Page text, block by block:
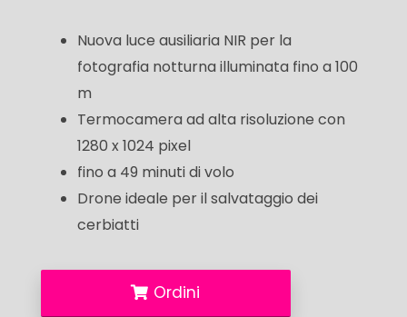
Nuova luce ausiliaria NIR per la
fotografia notturna illuminata fino a 100
m
Termocamera ad alta risoluzione con
1280 x 1024 pixel
fino a 49 minuti di volo
Drone ideale per il salvataggio dei
cerbiatti
Ordini